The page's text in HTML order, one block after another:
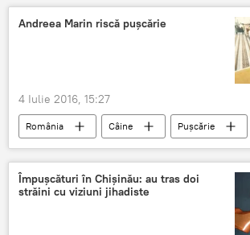
Andreea Marin riscă puşcărie
4 Iulie 2016, 15:27
România Câine
Pușcărie
Andreea Marin
Plimbare
Împuşcături în Chişinău: au tras doi
străini cu viziuni jihadiste